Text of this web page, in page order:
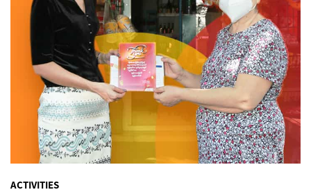
ACTIVITIES